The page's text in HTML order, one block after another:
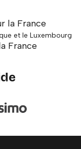
la France
et le Luxembourg
France